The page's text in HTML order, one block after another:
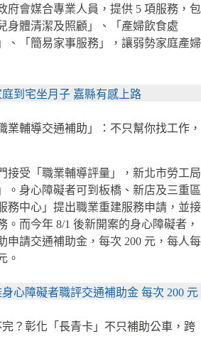
府會媒合專業人員，提供 5 項服務，包
身體清潔及照顧」、「產婦飲食處
、「簡易家事服務」，讓弱勢家庭產婦
庭到宅坐月子 嘉縣有感上路
業輔導交通補助」：不只幫你找工作，
接受「職業輔導評量」，新北市勞工局
。身心障礙者可到板橋、新店及三重區
務中心」提出職業重建服務申請，並接
。而今年 8/1 後新開案的身心障礙者，
申請交通補助金，每次 200 元，每人每
。
心障礙者職評交通補助金 每次 200 元
？彰化「長青卡」不只補助公車，跨